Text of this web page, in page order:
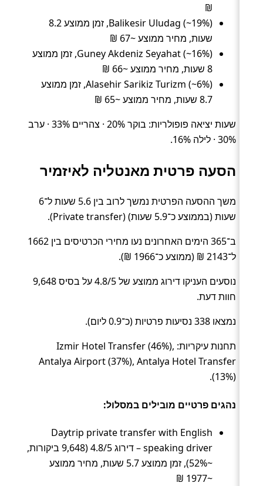
₪
Balikesir Uludag (~19%), זמן ממוצע 8.2
שעות, מחיר ממוצע ~67 ₪
Guney Akdeniz Seyahat (~16%), זמן ממוצע
8 שעות, מחיר ממוצע ~66 ₪
Alasehir Sarikiz Turizm (~6%), זמן ממוצע
8.7 שעות, מחיר ממוצע ~65 ₪
שעות יציאה פופולריות: בוקר 20% · צהריים 33% · ערב
30% · לילה 16%.
הסעה פרטית מאנטליה לאיזמיר
משך ההסעה הפרטית נמשך לרוב בין 5.6 שעות ל־6
שעות (בממוצע כ־5.9 שעות) (Private transfer).
ב־365 הימים האחרונים נעו מחירי הכרטיסים בין 1662
ל־2143 ₪ (ממוצע כ־1966 ₪).
נוסעים העניקו דירוג ממוצע של 4.8/5 על בסיס 9,648
חוות דעת.
נמצאו 338 נסיעות פרטיות (כ־0.9 ליום).
תחנות עיקריות: Izmir Hotel Transfer (46%),
Antalya Airport (37%), Antalya Hotel Transfer
(13%).
נהגים פרטיים מובילים במסלול:
Daytrip private transfer with English
speaking driver – דירוג 4.8/5 (9,648 ביקורות,
~52%), זמן ממוצע 5.7 שעות, מחיר ממוצע
~1977 ₪